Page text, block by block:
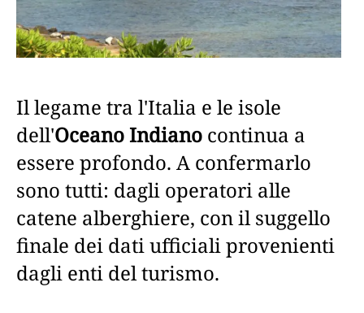
Il legame tra l'Italia e le isole
dell'Oceano Indiano continua a
essere profondo. A confermarlo
sono tutti: dagli operatori alle
catene alberghiere, con il suggello
finale dei dati ufficiali provenienti
dagli enti del turismo.